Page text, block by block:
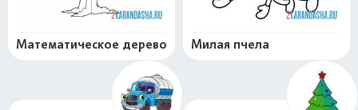
Математическое дерево Милая пчела